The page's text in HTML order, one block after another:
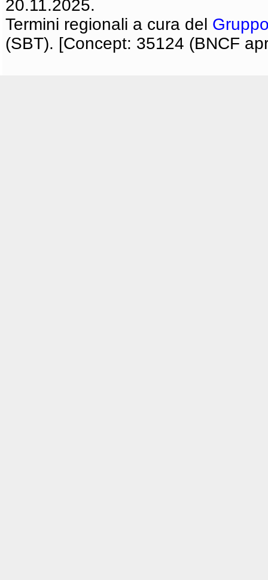
20.11.2025.
Termini regionali a cura del
(SBT). [Concept: 35124 (BNCF